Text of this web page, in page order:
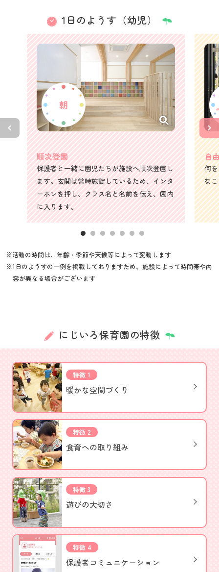
1日のようす（幼児）
順次登園
保護者と一緒に園児たちが施設へ順次登園し
ます。玄関は常時施錠しているため、インタ
ーホンを押し、クラス名と名前を伝え、園内
に入ります。
自
何
な
※活動の時間は、年齢・季節や天候等によって変動します
※1日のようすの一例を掲載しておりますため、施設によって時間帯や内
容が異なる場合がございます
にじいろ保育園の特徴
特徴 1
暖かな空間づくり
特徴 2
食育への取り組み
特徴 3
遊びの大切さ
特徴 4
保護者コミュニケーション